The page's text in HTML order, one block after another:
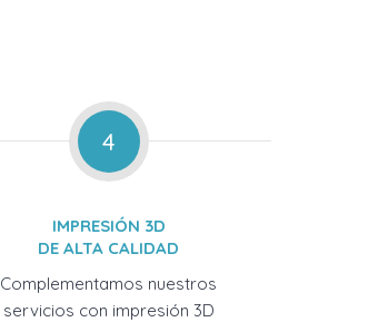
4
IMPRESIÓN 3D
DE ALTA CALIDAD
Complementamos nuestros
servicios con impresión 3D